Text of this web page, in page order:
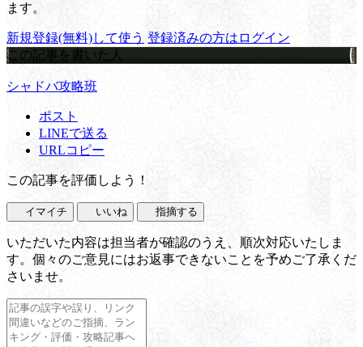
ます。
新規登録(無料)して使う 登録済みの方はログイン
この記事を書いた人
シャドバ攻略班
ポスト
LINEで送る
URLコピー
この記事を評価しよう！
イマイチ いいね 指摘する
いただいた内容は担当者が確認のうえ、順次対応いたしま
す。個々のご意見にはお返事できないことを予めご了承くだ
さいませ。